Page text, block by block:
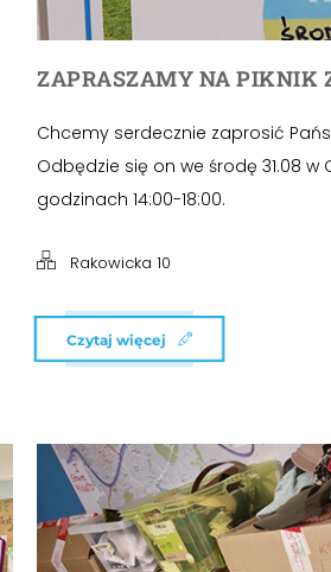
ZAPRASZAMY NA PIKNIK
Chcemy serdecznie zaprosić
Odbędzie się on we środę 31.08 w
godzinach 14:00-18:00.
Rakowicka 10
Czytaj więcej